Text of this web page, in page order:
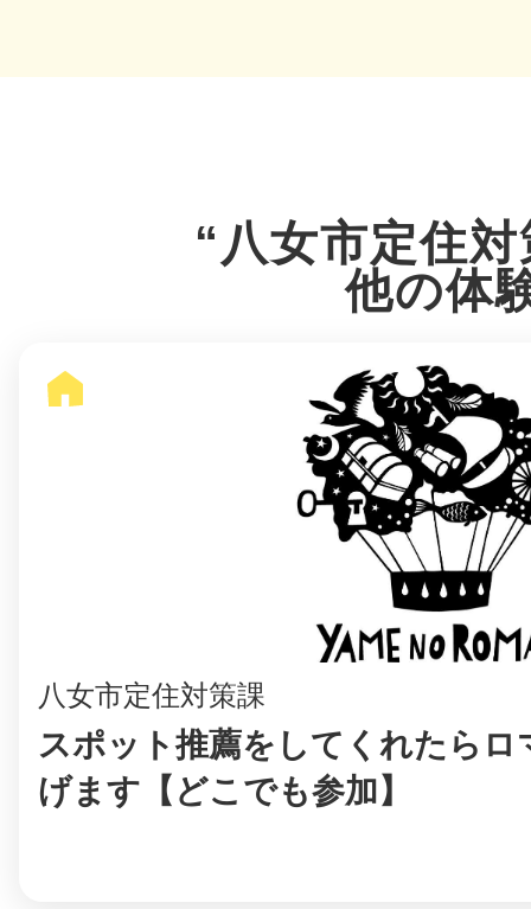
“八女市定住
他の体
八女市定住対策課
スポット推薦をしてくれたらロ
げます【どこでも参加】
渋谷区
八女
日立